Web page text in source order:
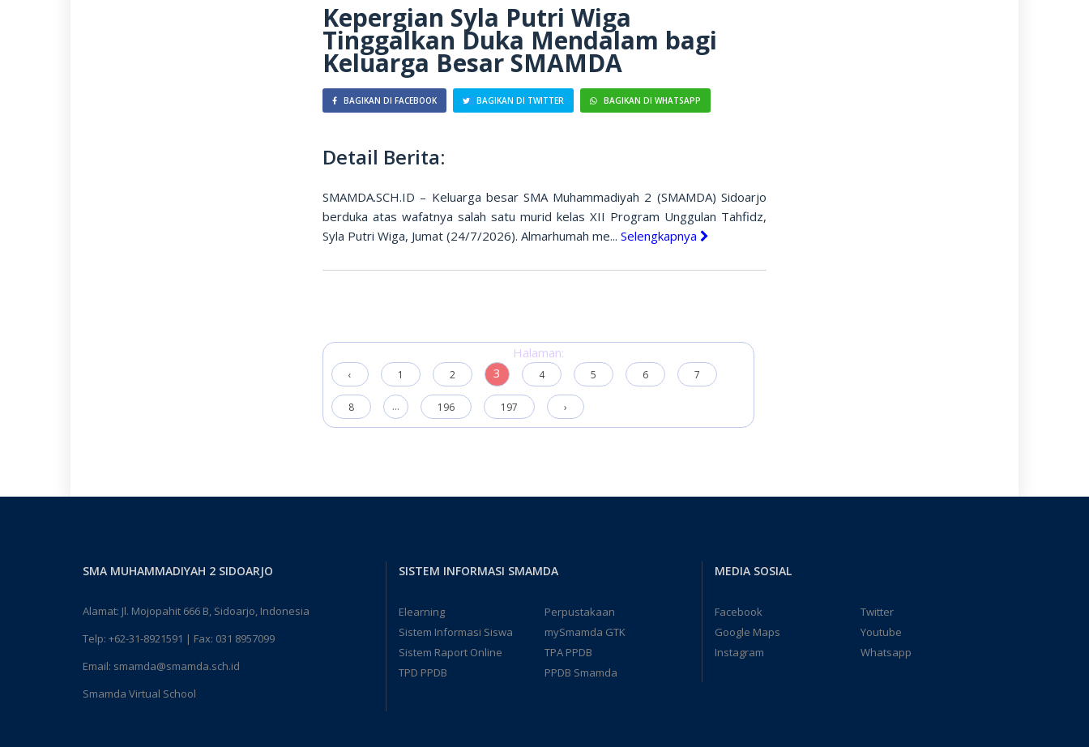
Kepergian Syla Putri Wiga
Tinggalkan Duka Mendalam bagi
Keluarga Besar SMAMDA
BAGIKAN DI FACEBOOK BAGIKAN DI TWITTER BAGIKAN DI WHATSAPP
Detail Berita:
SMAMDA.SCH.ID – Keluarga besar SMA Muhammadiyah 2 (SMAMDA) Sidoarjo
berduka atas wafatnya salah satu murid kelas XII Program Unggulan Tahfidz,
Syla Putri Wiga, Jumat (24/7/2026). Almarhumah me...Selengkapnya
Halaman:
‹ 1 2 3 4 5 6 7
8 ... 196 197 ›
SMA MUHAMMADIYAH 2 SIDOARJO
Alamat: Jl. Mojopahit 666 B, Sidoarjo, Indonesia
Telp: +62-31-8921591 | Fax: 031 8957099
Email: smamda@smamda.sch.id
Smamda Virtual School
SISTEM INFORMASI SMAMDA
Elearning
Perpustakaan
Sistem Informasi Siswa
mySmamda GTK
Sistem Raport Online
TPA PPDB
TPD PPDB
PPDB Smamda
MEDIA SOSIAL
Facebook
Twitter
Google Maps
Youtube
Instagram
Whatsapp